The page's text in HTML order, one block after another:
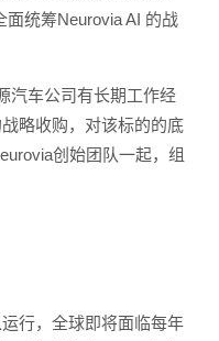
面统筹Neurovia AI 的战
汽车公司有长期工作经
略收购，对该标的的底
创始团队一起，组
行，全球即将面临每年